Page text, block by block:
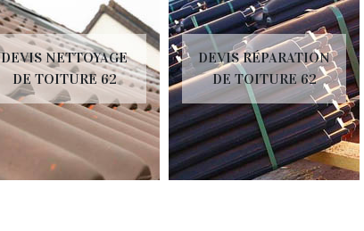
DEVIS NETTOYAGE
DE TOITURE 62
DEVIS RÉPARATION
DE TOITURE 62